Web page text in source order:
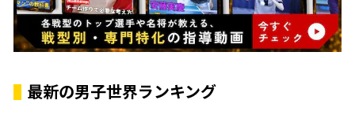
最新の男子世界ランキング